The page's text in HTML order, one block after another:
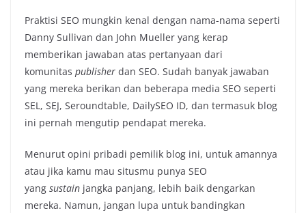
Praktisi SEO mungkin kenal dengan nama-nama seperti
Danny Sullivan dan John Mueller yang kerap
memberikan jawaban atas pertanyaan dari
komunitas publisher dan SEO. Sudah banyak jawaban
yang mereka berikan dan beberapa media SEO seperti
SEL, SEJ, Seroundtable, DailySEO ID, dan termasuk blog
ini pernah mengutip pendapat mereka.
Menurut opini pribadi pemilik blog ini, untuk amannya
atau jika kamu mau situsmu punya SEO
yang sustain jangka panjang, lebih baik dengarkan
mereka. Namun, jangan lupa untuk bandingkan